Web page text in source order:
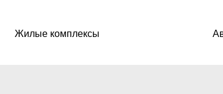
Жилые комплексы